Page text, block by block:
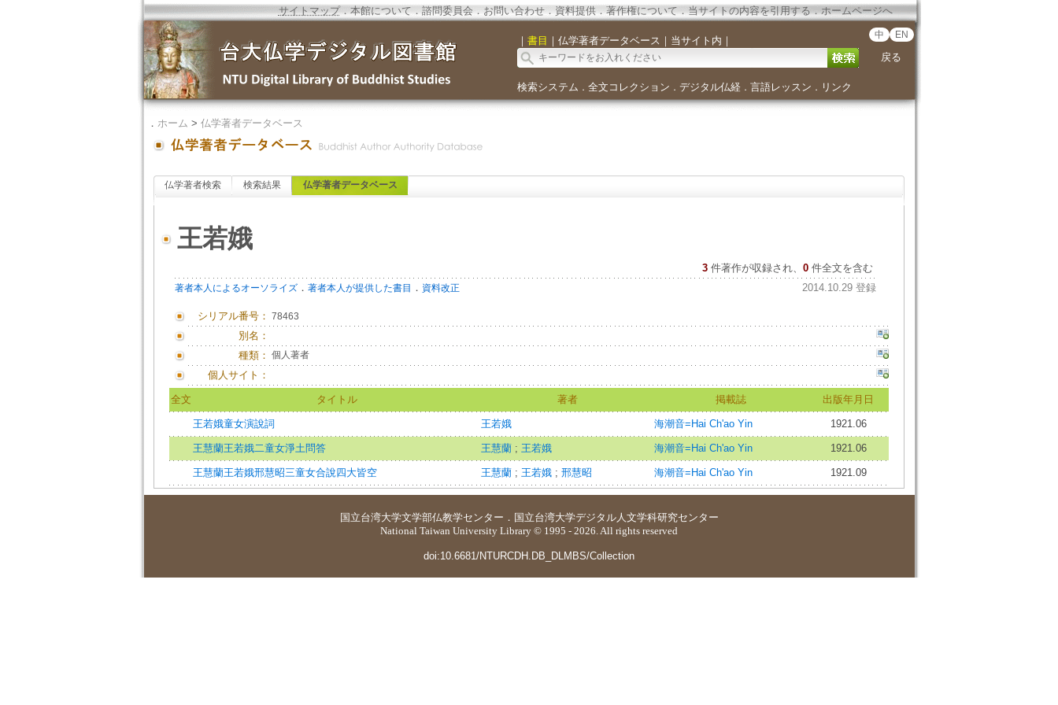
サイトマップ．本館について．諮問委員会． お問い合わせ． 資料提供．著作権について．当サイトの内容を引用する．ホームページへ
｜ 書目 ｜ 仏学著者データベース ｜ 当サイト内 ｜ 中 EN
戻る
検索システム ． 全文コレクション ． デジタル仏経． 言語レッスン ． リンク
． ホーム > 仏学著者データベース
仏学著者検索 検索結果 仏学著者データベース
王若娥
3 件著作が収録され、 0件全文を含む
著者本人によるオーソライズ． 著者本人が提供した書目 ． 資料改正 2014.10.29 登録
シリアル番号： 78463
別名：
種類： 個人著者
個人サイト：
全文 タイトル 著者 掲載誌 出版年月日
王若娥童女演說詞 王若娥 海潮音=Hai Ch'ao Yin 1921.06
王慧蘭王若娥二童女淨土問答 王慧蘭 ; 王若娥 海潮音=Hai Ch'ao Yin 1921.06
王慧蘭王若娥邢慧昭三童女合說四大皆空 王慧蘭 ; 王若娥 ; 邢慧昭 海潮音=Hai Ch'ao Yin 1921.09
国立台湾大学文学部仏教学センター ． 国立台湾大学デジタル人文学科研究センター
National Taiwan University Library © 1995 - 2026. All rights reserved
doi:10.6681/NTURCDH.DB_DLMBS/Collection